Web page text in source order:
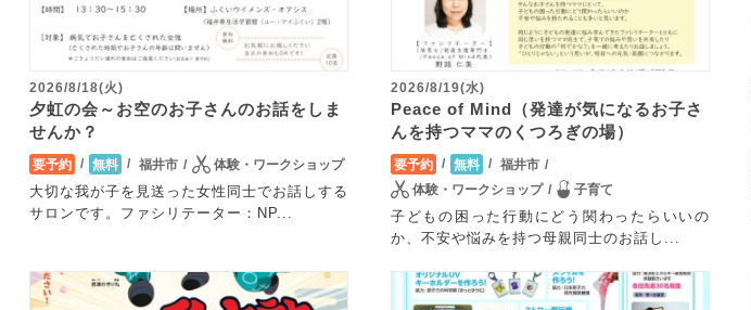
2026/8/18(火)
夕虹の会～お空のお子さんのお話をしま
せんか？
要予約 無料 福井市 体験・ワークショップ
大切な我が子を見送った女性同士でお話しする
サロンです。ファシリテーター：NP...
2026/8/19(水)
Peace of Mind（発達が気になるお子さ
んを持つママのくつろぎの場）
要予約 無料
福井市
体験・ワークショップ
子育て
子どもの困った行動にどう関わったらいいの
か、不安や悩みを持つ母親同士のお話し...